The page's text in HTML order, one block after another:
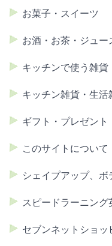
お菓子・スイーツ
お酒・お茶・ジュー
キッチンで使う雑貨
キッチン雑貨・生活
ギフト・プレゼント
このサイトについて
シェイプアップ、ボ
スピードラーニング
セブンネットショッ